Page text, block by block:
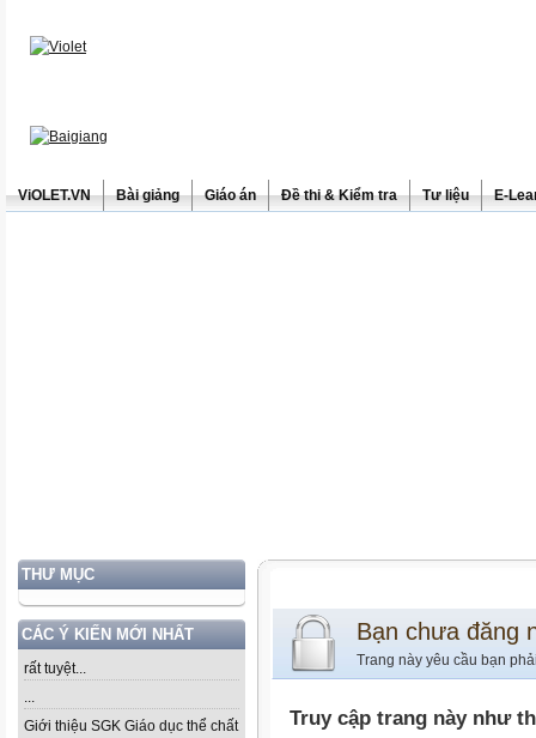
ViOLET.VN Bài giảng Giáo án Đề thi & Kiểm tra Tư liệu E-
THƯ MỤC
CÁC Ý KIẾN MỚI NHẤT
rất tuyệt...
...
Giới thiệu SGK Giáo dục thể chất
Bạn chưa đăng
Trang này yêu cầu bạn
Truy cập trang này như